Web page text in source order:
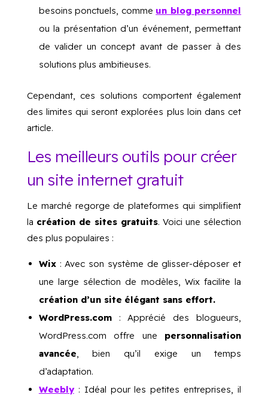
besoins ponctuels, comme un blog personnel
ou la présentation d’un événement, permettant
de valider un concept avant de passer à des
solutions plus ambitieuses.
Cependant, ces solutions comportent également
des limites qui seront explorées plus loin dans cet
article.
Les meilleurs outils pour créer
un site internet gratuit
Le marché regorge de plateformes qui simplifient
la création de sites gratuits. Voici une sélection
des plus populaires :
Wix: Avec son système de glisser-déposer et
une large sélection de modèles, Wix facilite la
création d’un site élégant sans effort.
WordPress.com: Apprécié des blogueurs,
WordPress.com offre une personnalisation
avancée, bien qu’il exige un temps
d’adaptation.
Weebly: Idéal pour les petites entreprises, il